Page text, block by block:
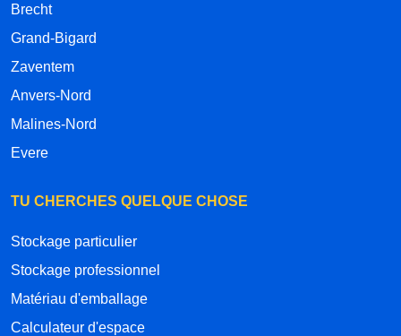
Brecht
Grand-Bigard
Zaventem
Anvers-Nord
Malines-Nord
Evere
TU CHERCHES QUELQUE CHOSE
Stockage particulier
Stockage professionnel
Matériau d'emballage
Calculateur d'espace